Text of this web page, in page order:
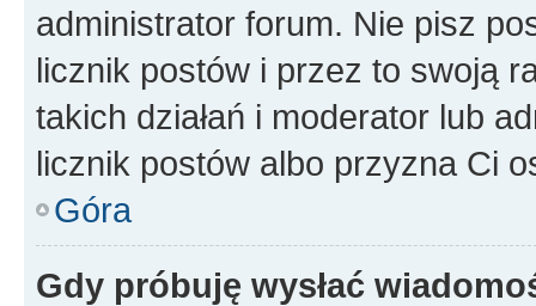
administrator forum. Nie pisz
licznik postów i przez to swoją
takich działań i moderator lub
licznik postów albo przyzna Ci
Góra
Gdy próbuję wysłać